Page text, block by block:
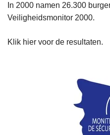
In 2000 namen 26.300
Veiligheidsmonitor 2000.
Klik hier voor de resultaten.